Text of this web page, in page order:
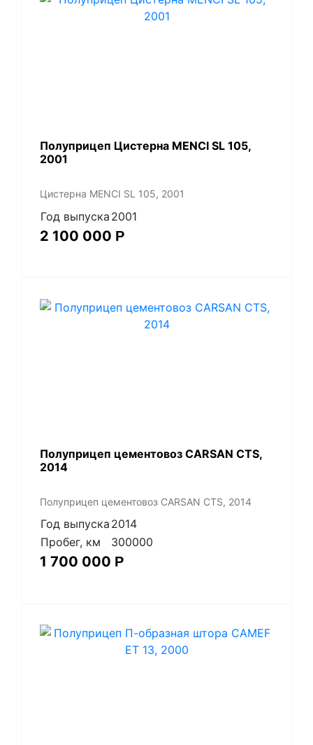
Полуприцеп Цистерна MENCI SL 105,
2001
Цистерна MENCI SL 105, 2001
Год выпуска 2001
2 100 000 Р
Полуприцеп цементовоз СARSАN CТS,
2014
Полуприцеп цементовоз СARSАN CТS, 2014
Год выпуска 2014
Пробег, км
300000
1 700 000 Р